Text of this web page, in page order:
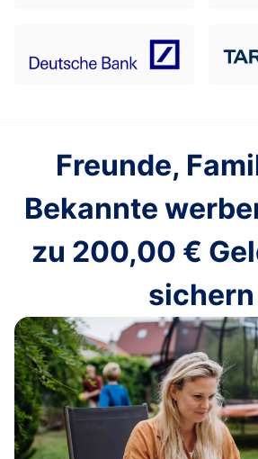
Freunde,
Bekannte
zu 200,00 €
sichern